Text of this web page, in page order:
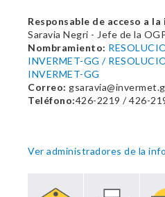
Responsable de acceso a
Saravia Negri - Jefe de la
Nombramiento:
INVERMET-GG /
INVERMET-GG
Correo:
Teléfono:426-2219 / 426-
Ver administradores de la